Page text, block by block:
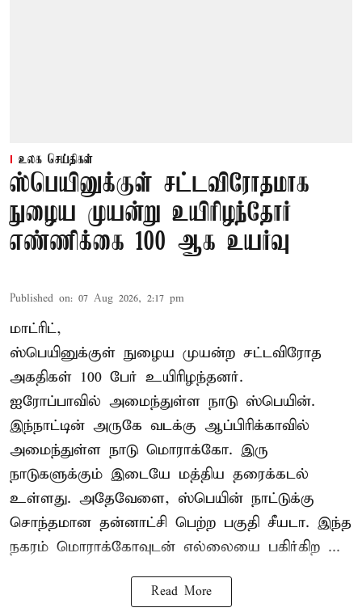
உலக செய்திகள்
ஸ்பெயினுக்குள் சட்டவிரோதமாக
நுழைய முயன்று உயிரிழந்தோர்
எண்ணிக்கை 100 ஆக உயர்வு
Published on: 07 Aug 2026, 2:17 pm
மாட்ரிட்,
ஸ்பெயினுக்குள் நுழைய முயன்ற சட்டவிரோத
அகதிகள் 100 பேர் உயிரிழந்தனர்.
ஐரோப்பாவில் அமைந்துள்ள நாடு ஸ்பெயின்.
இந்நாட்டின் அருகே வடக்கு ஆப்பிரிக்காவில்
அமைந்துள்ள நாடு மொராக்கோ. இரு
நாடுகளுக்கும் இடையே மத்திய தரைக்கடல்
உள்ளது. அதேவேளை, ஸ்பெயின் நாட்டுக்கு
சொந்தமான தன்னாட்சி பெற்ற பகுதி சீயடா. இந்த
நகரம் மொராக்கோவுடன் எல்லையை பகிர்கிற ...
Read More